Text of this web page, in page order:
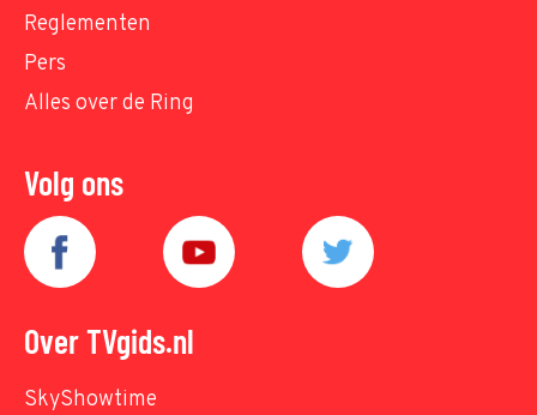
Reglementen
Pers
Alles over de Ring
Volg ons
Over TVgids.nl
SkyShowtime